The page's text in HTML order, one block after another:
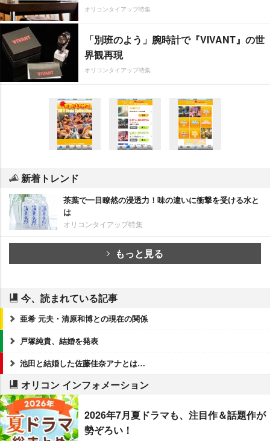
オリコンタイアップ特集
「別班のよう」腕時計で『VIVANT』の世
界観再現
オリコンタイアップ特集
新着トレンド
茶葉で一目瞭然の浸透力！味の違いに衝撃を受ける水と
は
オリコンタイアップ特集
もっと見る
今、読まれている記事
亜希 元夫・清原和博との現在の関係
戸塚純貴、結婚を発表
池田と結婚した佐藤佳奈アナとは…
オリコン インフォメーション
2026年7月夏ドラマも、注目作＆話題作が
勢ぞろい！